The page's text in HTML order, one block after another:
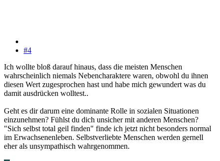
#4
Ich wollte bloß darauf hinaus, dass die meisten Menschen
wahrscheinlich niemals Nebencharaktere waren, obwohl du ihnen
diesen Wert zugesprochen hast und habe mich gewundert was du
damit ausdrücken wolltest..
Geht es dir darum eine dominante Rolle in sozialen Situationen
einzunehmen? Fühlst du dich unsicher mit anderen Menschen?
"Sich selbst total geil finden" finde ich jetzt nicht besonders normal
im Erwachsenenleben. Selbstverliebte Menschen werden gernell
eher als unsympathisch wahrgenommen.